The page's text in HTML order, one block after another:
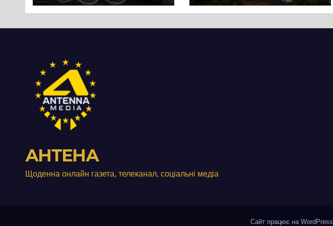
Черкас. Звідси
АНТЕНА
Щоденна онлайн газета, телеканал, соціальні медіа
Сайт працює на WordPress